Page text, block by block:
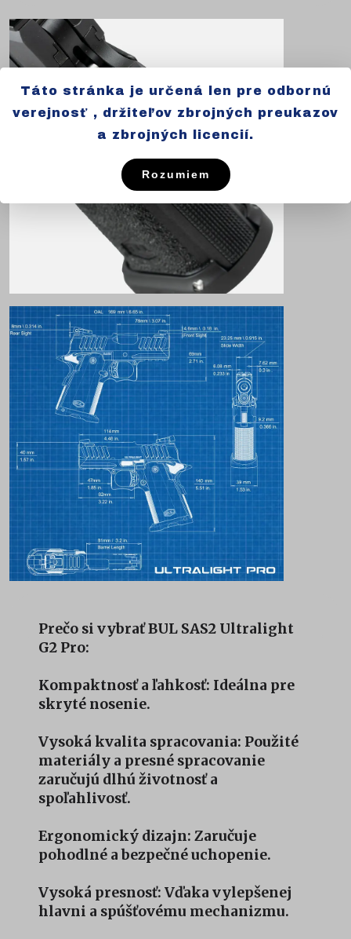
Prečo si vybrať BUL SAS2 Ultralight
G2 Pro:
Kompaktnosť a ľahkosť: Ideálna pre
skryté nosenie.
Vysoká kvalita spracovania: Použité
materiály a presné spracovanie
zaručujú dlhú životnosť a
spoľahlivosť.
Ergonomický dizajn: Zaručuje
pohodlné a bezpečné uchopenie.
Vysoká presnosť: Vďaka vylepšenej
hlavni a spúšťovému mechanizmu.
Táto stránka je určená len pre odbornú
verejnosť , držiteľov zbrojných preukazov
a zbrojných licencií.
Rozumiem